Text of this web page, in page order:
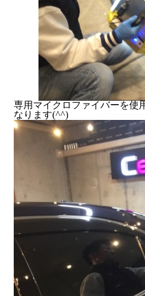
専用マイクロファイバーを使
なります(^^)